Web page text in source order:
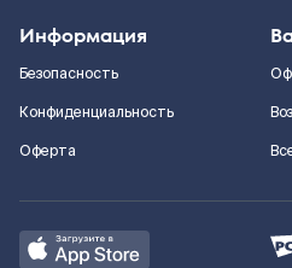
Информация
Безопасность
Конфиденциальность
Оферта